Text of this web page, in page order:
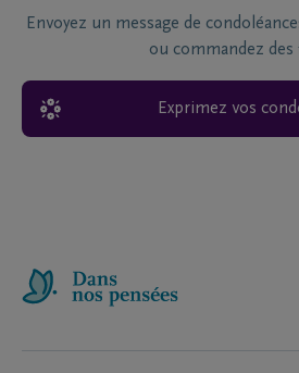
Envoyez un message de
ou commandez des
Exprimez vos